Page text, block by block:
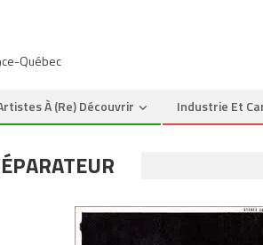
Québec
À (re) Découvrir Industrie Et